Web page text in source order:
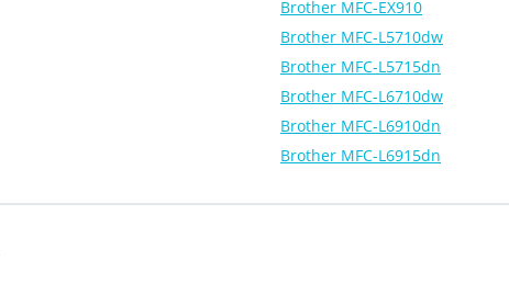
Brother MFC-EX910
Brother MFC-L5710dw
Brother MFC-L5715dn
Brother MFC-L6710dw
Brother MFC-L6910dn
Brother MFC-L6915dn